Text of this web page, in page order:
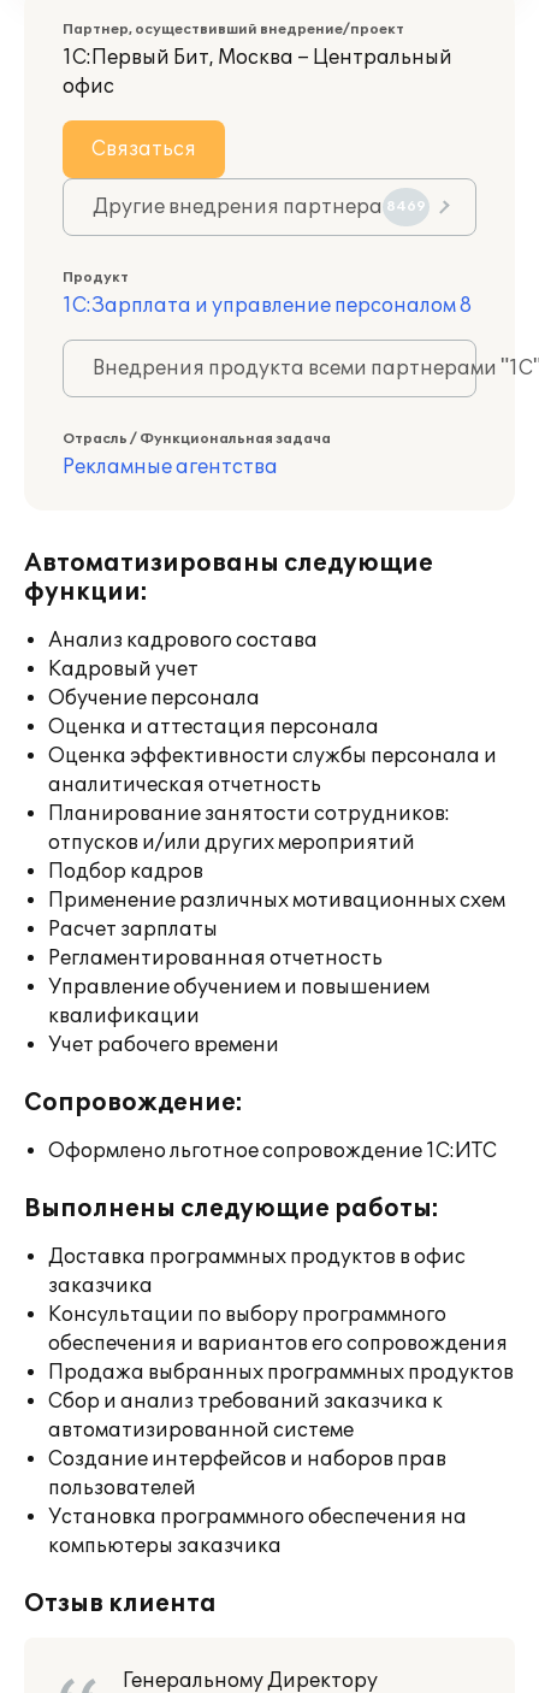
Партнер, осуществивший внедрение/проект
1С:Первый Бит, Москва – Центральный
офис
Связаться
Другие внедрения партнера 8469
Продукт
1С:Зарплата и управление персоналом 8
Внедрения продукта всеми партнерами
Отрасль / Функциональная задача
Рекламные агентства
Автоматизированы следующие
функции:
Анализ кадрового состава
Кадровый учет
Обучение персонала
Оценка и аттестация персонала
Оценка эффективности службы персонала и
аналитическая отчетность
Планирование занятости сотрудников:
отпусков и/или других мероприятий
Подбор кадров
Применение различных мотивационных схем
Расчет зарплаты
Регламентированная отчетность
Управление обучением и повышением
квалификации
Учет рабочего времени
Сопровождение:
Оформлено льготное сопровождение 1С:ИТС
Выполнены следующие работы:
Доставка программных продуктов в офис
заказчика
Консультации по выбору программного
обеспечения и вариантов его сопровождения
Продажа выбранных программных продуктов
Сбор и анализ требований заказчика к
автоматизированной системе
Создание интерфейсов и наборов прав
пользователей
Установка программного обеспечения на
компьютеры заказчика
Отзыв клиента
Генеральному Директору